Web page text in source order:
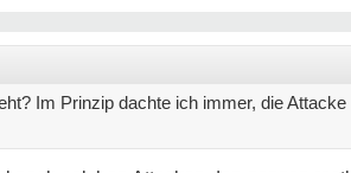
Im Prinzip dachte ich immer, die